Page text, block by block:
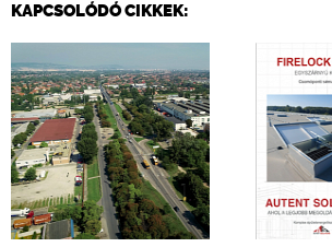
KAPCSOLÓDÓ CIKKEK: